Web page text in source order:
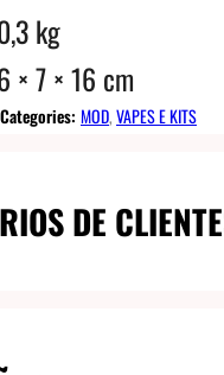
kg
× 7 × 16 cm
Categories: MOD,VAPES E KITS
DE